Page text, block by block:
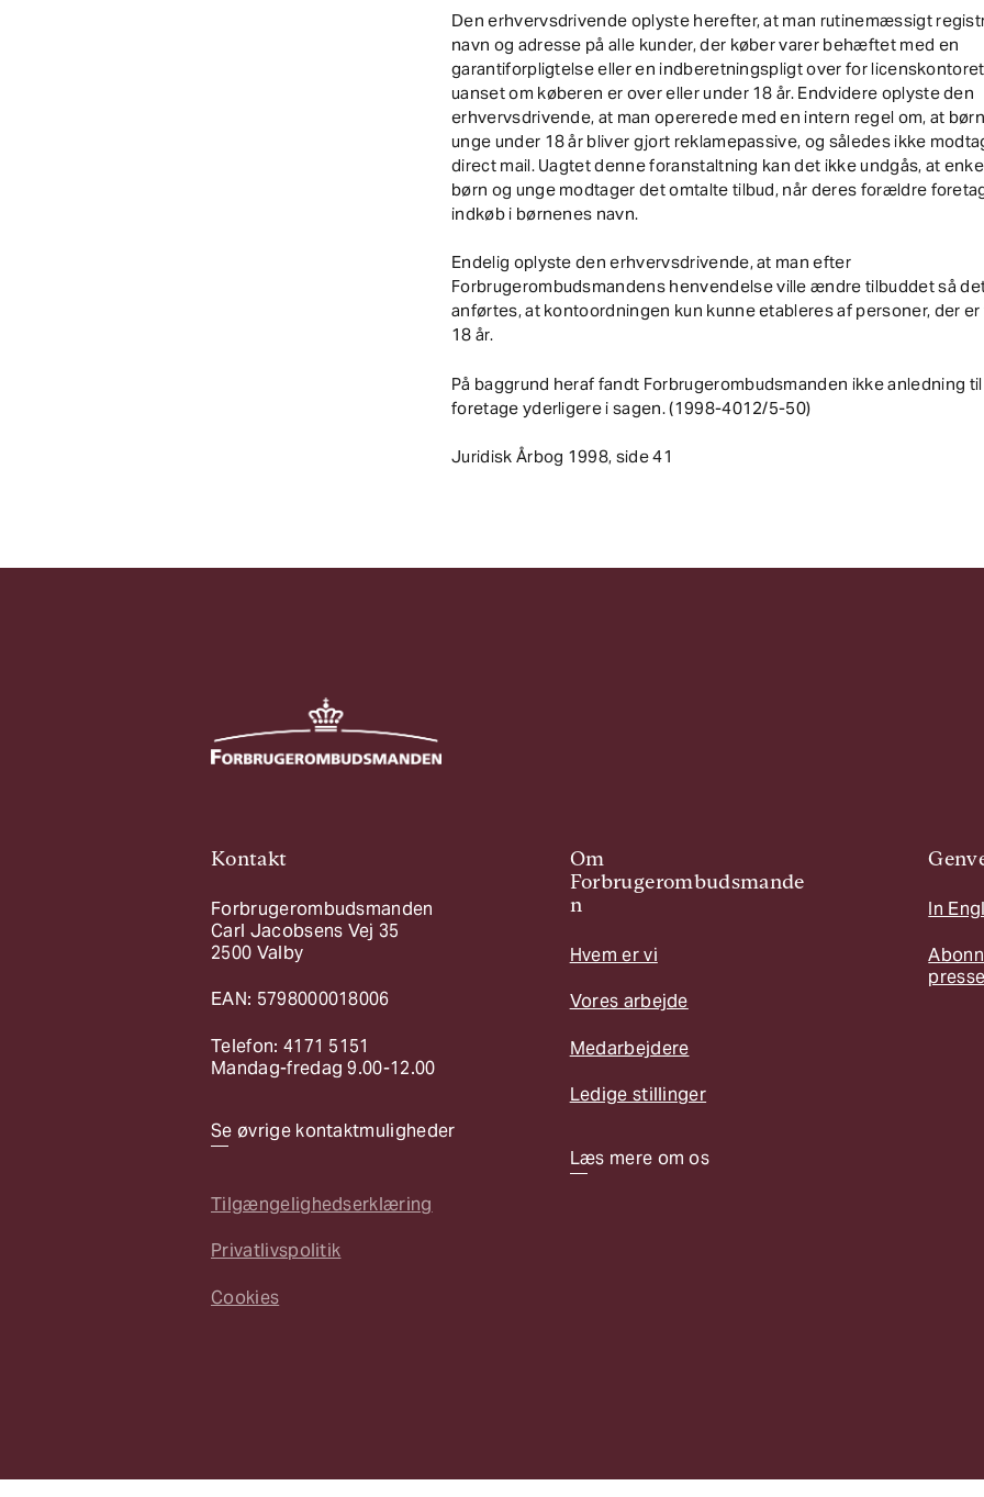
Den erhvervsdrivende oplyste herefter, at man rutinemæssigt
navn og adresse på alle kunder, der køber varer behæftet med en
garantiforpligtelse eller en indberetningspligt over for
uanset om køberen er over eller under 18 år. Endvidere oplyste den
erhvervsdrivende, at man opererede med en intern regel om, at
unge under 18 år bliver gjort reklamepassive, og således ikke
direct mail. Uagtet denne foranstaltning kan det ikke undgås, at
børn og unge modtager det omtalte tilbud, når deres forældre
indkøb i børnenes navn.
Endelig oplyste den erhvervsdrivende, at man efter
Forbrugerombudsmandens henvendelse ville ændre tilbuddet så
anførtes, at kontoordningen kun kunne etableres af personer, der
18 år.
På baggrund heraf fandt Forbrugerombudsmanden ikke anledning
foretage yderligere i sagen. (1998-4012/5-50)
Juridisk Årbog 1998, side 41
Kontakt
Forbrugerombudsmanden
Carl Jacobsens Vej 35
2500 Valby
EAN: 5798000018006
Telefon: 4171 5151
Mandag-fredag 9.00-12.00
Se øvrige kontaktmuligheder
Tilgængelighedserklæring
Privatlivspolitik
Cookies
Om
Forbrugerombudsmande
n
Hvem er vi
Vores arbejde
Medarbejdere
Ledige stillinger
Læs mere om os
In